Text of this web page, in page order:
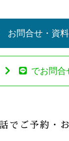
お問合せ・資
でお問合
でご予約・